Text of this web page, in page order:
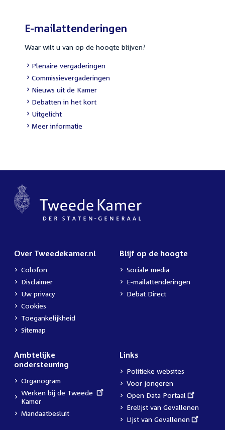
E-mailattenderingen
Waar wilt u van op de hoogte blijven?
External
link:
Plenaire vergaderingen
External
link:
Commissievergaderingen
External
link:
Nieuws uit de Kamer
External
link:
Debatten in het kort
External
link:
Uitgelicht
Meer informatie
Over Tweedekamer.nl
Colofon
Disclaimer
Uw privacy
Cookies
Toegankelijkheid
Sitemap
Blijf op de hoogte
Sociale media
E-mailattenderingen
Debat Direct
Ambtelijke
ondersteuning
Organogram
External
link:
Werken bij de Tweede
Kamer
Mandaatbesluit
Links
Politieke websites
Voor jongeren
External
link:
Open Data Portaal
Erelijst van Gevallenen
External
Lijst van Gevallenen